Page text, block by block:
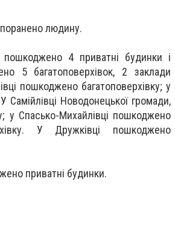
поранено людину.
4 приватні будинки і
5 багатоповерхівок, 2 заклади
пошкоджено багатоповерхівку; у
Самійлівці Новодонецької громади,
у Спасько-Михайлівці пошкоджено
У Дружківці пошкоджено
приватні будинки.